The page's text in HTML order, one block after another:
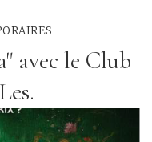
avec le Club